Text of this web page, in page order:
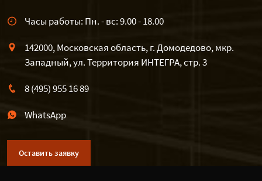
Часы работы: Пн. - вс: 9.00 - 18.00
142000, Московская область, г. Домодедово, мкр.
Западный, ул. Территория ИНТЕГРА, стр. 3
8 (495) 955 16 89
WhatsApp
Оставить заявку